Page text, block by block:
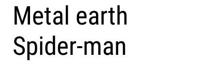
Metal earth
Spider-man